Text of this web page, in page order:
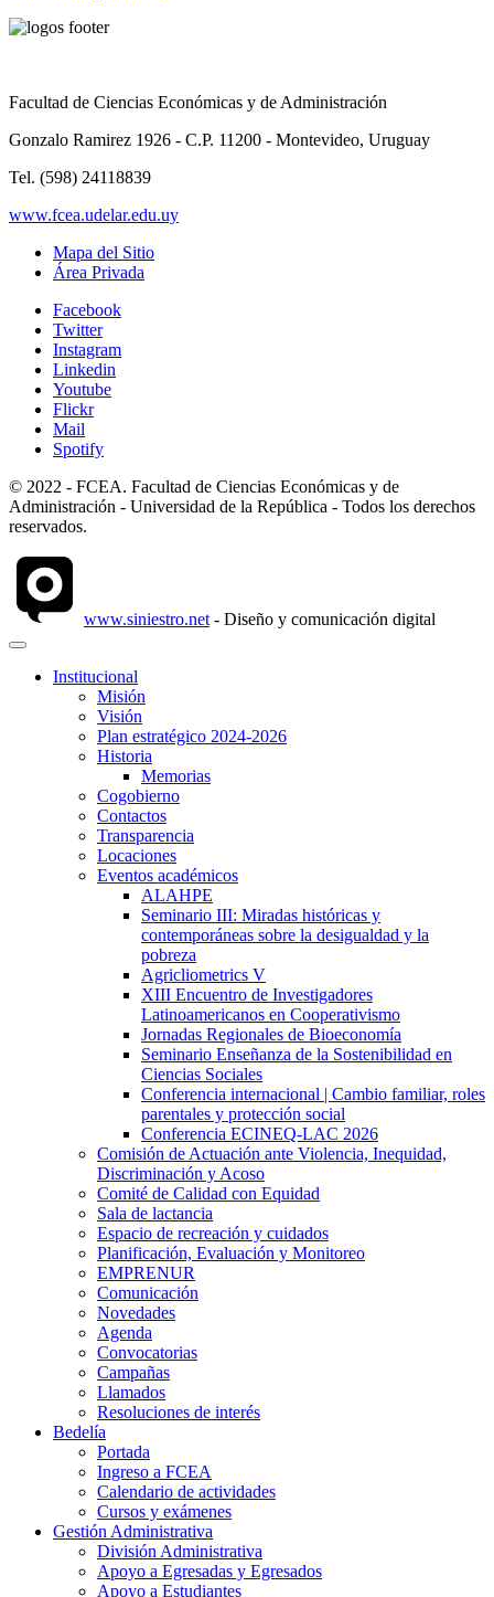
Facultad de Ciencias Económicas y de Administración
Gonzalo Ramirez 1926 - C.P. 11200 - Montevideo, Uruguay
Tel. (598) 24118839
www.fcea.udelar.edu.uy
Mapa del Sitio
Área Privada
Facebook
Twitter
Instagram
Linkedin
Youtube
Flickr
Mail
Spotify
© 2022 - FCEA. Facultad de Ciencias Económicas y de
Administración - Universidad de la República - Todos los derechos
reservados.
www.siniestro.net - Diseño y comunicación digital
Institucional
Misión
Visión
Plan estratégico 2024-2026
Historia
Memorias
Cogobierno
Contactos
Transparencia
Locaciones
Eventos académicos
ALAHPE
Seminario III: Miradas históricas y
contemporáneas sobre la desigualdad y la
pobreza
Agricliometrics V
XIII Encuentro de Investigadores
Latinoamericanos en Cooperativismo
Jornadas Regionales de Bioeconomía
Seminario Enseñanza de la Sostenibilidad en
Ciencias Sociales
Conferencia internacional | Cambio familiar, roles
parentales y protección social
Conferencia ECINEQ-LAC 2026
Comisión de Actuación ante Violencia, Inequidad,
Discriminación y Acoso
Comité de Calidad con Equidad
Sala de lactancia
Espacio de recreación y cuidados
Planificación, Evaluación y Monitoreo
EMPRENUR
Comunicación
Novedades
Agenda
Convocatorias
Campañas
Llamados
Resoluciones de interés
Bedelía
Portada
Ingreso a FCEA
Calendario de actividades
Cursos y exámenes
Gestión Administrativa
División Administrativa
Apoyo a Egresadas y Egresados
Apoyo a Estudiantes